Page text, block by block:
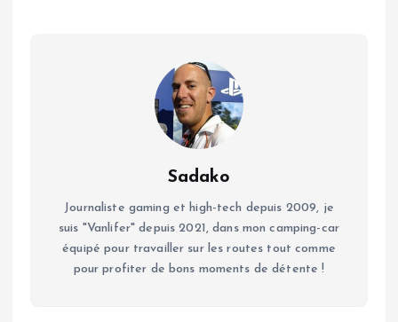
Sadako
Journaliste gaming et high-tech depuis 2009, je
suis "Vanlifer" depuis 2021, dans mon camping-car
équipé pour travailler sur les routes tout comme
pour profiter de bons moments de détente !